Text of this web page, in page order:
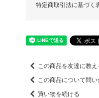
特定商取引法に基づく
この商品を友達に教え
この商品について問い
買い物を続ける